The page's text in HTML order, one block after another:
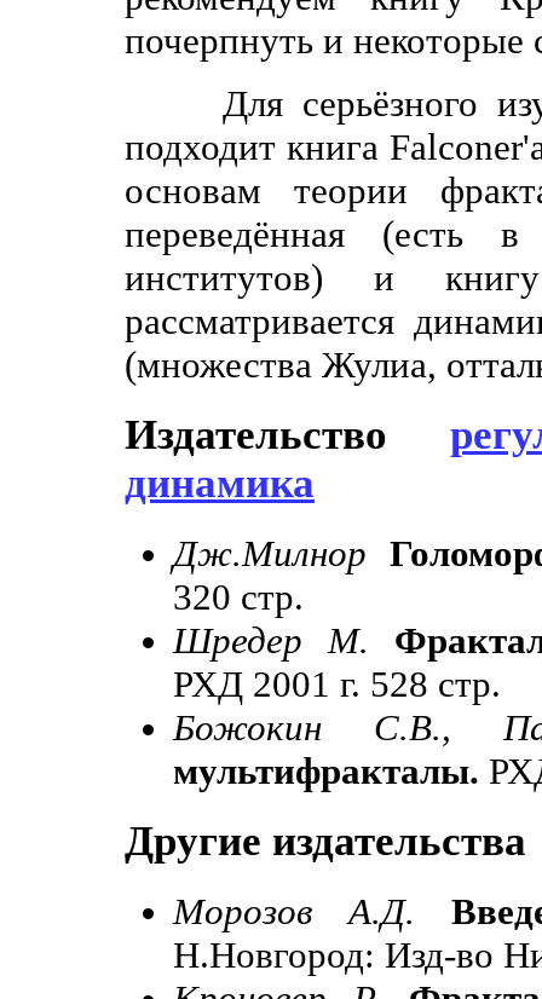
почерпнуть и
Для серьёзного
подходит книга
основам теории
переведённая (есть в
институтов) и
рассматривается
(множества Жулиа,
Издательство
динамика
Дж.Милнор
320 стр.
Шредер М.
РХД 2001 г. 528 стр.
Божокин С.В.,
мультифракталы.
Другие издательства
Морозов А.Д.
Н.Новгород: Изд-во